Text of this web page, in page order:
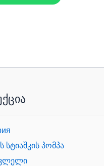
სტიაშკის პომპა